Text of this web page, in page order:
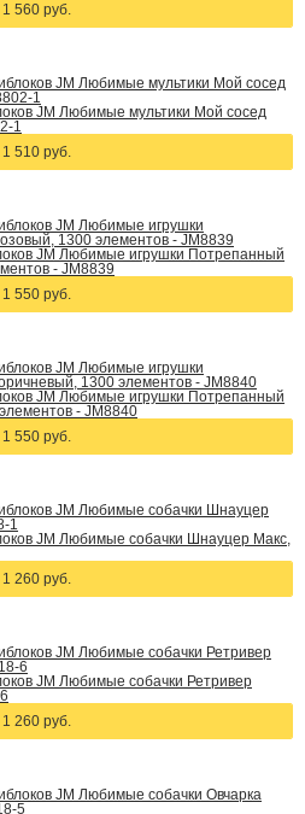
1 560 руб.
JM Любимые мультики Мой сосед
1
1 510 руб.
JM Любимые игрушки Потрепанный
- JM8839
1 550 руб.
JM Любимые игрушки Потрепанный
- JM8840
1 550 руб.
JM Любимые собачки Шнауцер Макс,
1 260 руб.
JM Любимые собачки Ретривер
1 260 руб.